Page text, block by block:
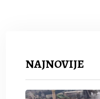
NAJNOVIJE